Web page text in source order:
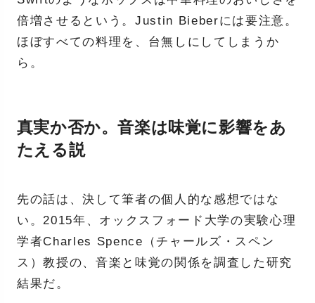
倍増させるという。Justin Bieberには要注意。
ほぼすべての料理を、台無しにしてしまうか
ら。
真実か否か。音楽は味覚に影響をあ
たえる説
先の話は、決して筆者の個人的な感想ではな
い。2015年、オックスフォード大学の実験心理
学者Charles Spence（チャールズ・スペン
ス）教授の、音楽と味覚の関係を調査した研究
結果だ。